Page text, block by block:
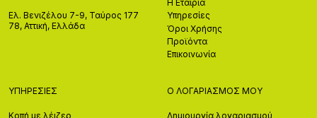
Ελ. Βενιζέλου 7-9, Ταύρος 177
78, Αττική, Ελλάδα
Η Εταιρια
Υπηρεσίες
Όροι Χρήσης
Προϊόντα
Επικοινωνία
ΥΠΗΡΕΣΊΕΣ Ο ΛΟΓΑΡΙΑΣΜΌΣ ΜΟΥ